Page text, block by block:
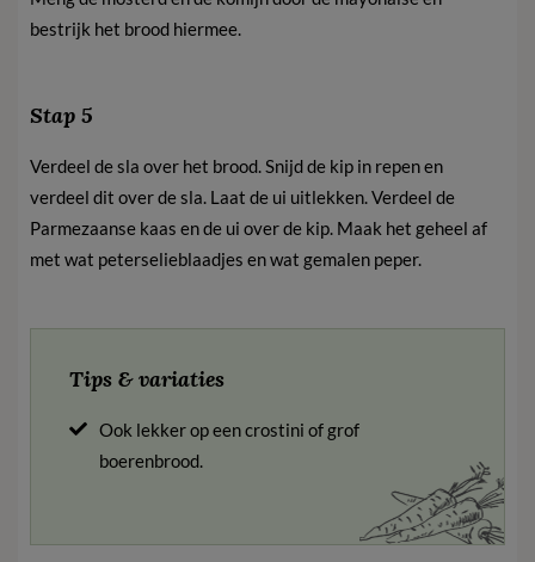
bestrijk het brood hiermee.
Stap 5
Verdeel de sla over het brood. Snijd de kip in repen en
verdeel dit over de sla. Laat de ui uitlekken. Verdeel de
Parmezaanse kaas en de ui over de kip. Maak het geheel af
met wat peterselieblaadjes en wat gemalen peper.
Tips & variaties
Ook lekker op een crostini of grof
boerenbrood.